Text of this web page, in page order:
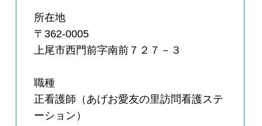
所在地
〒362-0005
上尾市西門前字南前７２７－３
職種
正看護師（あげお愛友の里訪問看護ステ
ーション）